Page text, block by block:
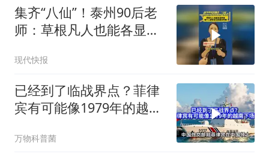
集齐“八仙”！泰州90后老
师：草根凡人也能各显神
光时刻
现代快报
已经到了临战界点？菲律
宾有可能像1979年的越南
万物科普菌